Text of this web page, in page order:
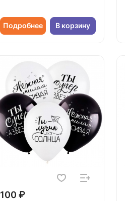
Подробнее В корзину
100 ₽